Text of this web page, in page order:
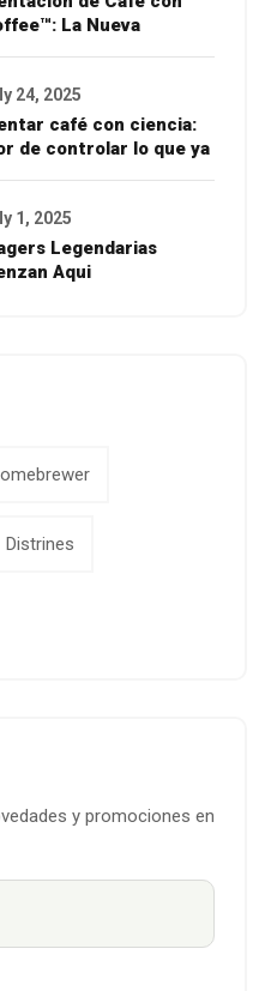
La Nueva
24, 2025
café con ciencia:
de controlar lo que ya
1, 2025
Legendarias
Aqui
Distrines
y promociones en